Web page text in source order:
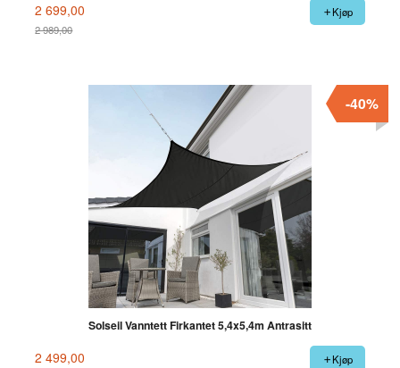
2 699,00
2 989,00
Kjøp
Solseil Vanntett Firkantet 5,4x5,4m Antrasitt
2 499,00
-40%
Kjøp